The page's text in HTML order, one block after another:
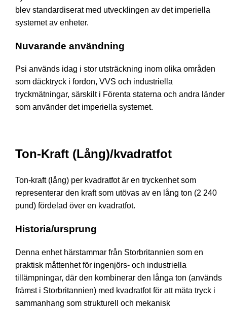
blev standardiserat med utvecklingen av det imperiella
systemet av enheter.
Nuvarande användning
Psi används idag i stor utsträckning inom olika områden
som däcktryck i fordon, VVS och industriella
tryckmätningar, särskilt i Förenta staterna och andra länder
som använder det imperiella systemet.
Ton-Kraft (Lång)/kvadratfot
Ton-kraft (lång) per kvadratfot är en tryckenhet som
representerar den kraft som utövas av en lång ton (2 240
pund) fördelad över en kvadratfot.
Historia/ursprung
Denna enhet härstammar från Storbritannien som en
praktisk måttenhet för ingenjörs- och industriella
tillämpningar, där den kombinerar den långa ton (används
främst i Storbritannien) med kvadratfot för att mäta tryck i
sammanhang som strukturell och mekanisk